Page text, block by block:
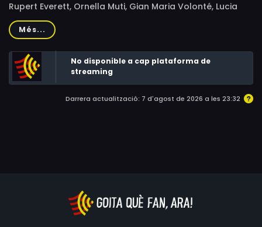
Rupert Everett, Ornella Muti, Gian Maria Volonté, Lucia
Bosè, Anthony Delon, Alain Cuny, Sergi Mateu, Vicky
Hernández, Caroline Lang, Carolina Rosi, Silverio Blasi,
Carlos Miranda, Rogerio Miranda, Leonor Gonzales,
Edgardo Román, Irene Papas, Lucy Martínez
Més...
No disponible a cap plataforma de
streaming
Darrera actualització: 7 d'agost de 2026 a les 23:32